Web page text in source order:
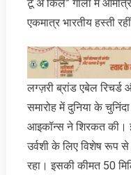
टू अ किल” गाला में
एकमात्र भारतीय हस्ती
लग्ज़री ब्रांड एबेल रिचर्ड
समारोह में दुनिया के
आइकॉन्स ने शिरकत की।
उर्वशी के लिए विशेष रूप से
रहा। इसकी कीमत 50